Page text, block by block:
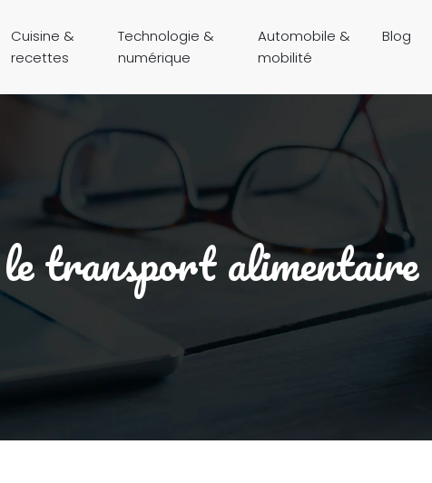
Cuisine &
recettes
Technologie &
numérique
Automobile &
mobilité
Blog
le transport alimentaire